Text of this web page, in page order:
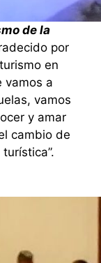
de la
por
en
vamos a
vamos
y amar
cambio de